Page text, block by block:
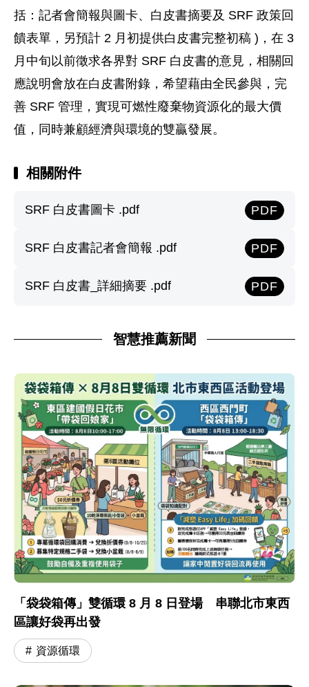
括：記者會簡報與圖卡、白皮書摘要及 SRF 政策回
饋表單，另預計 2 月初提供白皮書完整初稿 )，在 3
月中旬以前徵求各界對 SRF 白皮書的意見，相關回
應說明會放在白皮書附錄，希望藉由全民參與，完
善 SRF 管理，實現可燃性廢棄物資源化的最大價
值，同時兼顧經濟與環境的雙贏發展。
相關附件
SRF 白皮書圖卡 .pdf PDF
SRF 白皮書記者會簡報 .pdf PDF
SRF 白皮書_詳細摘要 .pdf PDF
智慧推薦新聞
「袋袋箱傳」雙循環 8 月 8 日登場 串聯北市東西
區讓好袋再出發
資源循環